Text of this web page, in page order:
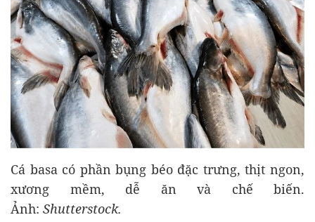
Cá basa có phần bụng béo đặc trưng, thịt ngon,
xương mềm, dễ ăn và chế biến.
Ảnh: Shutterstock.